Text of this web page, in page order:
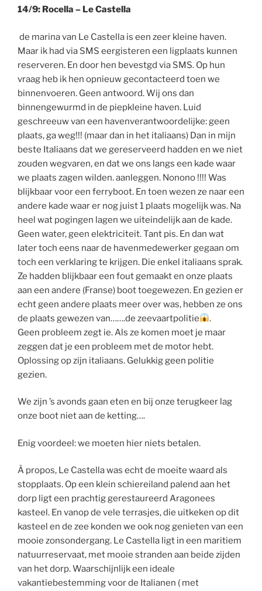
14/9: Rocella – Le Castella
de marina van Le Castella is een zeer kleine haven.
Maar ik had via SMS eergisteren een ligplaats kunnen
reserveren. En door hen bevestgd via SMS. Op hun
vraag heb ik hen opnieuw gecontacteerd toen we
binnenvoeren. Geen antwoord. Wij ons dan
binnengewurmd in de piepkleine haven. Luid
geschreeuw van een havenverantwoordelijke: geen
plaats, ga weg!!! (maar dan in het italiaans) Dan in mijn
beste Italiaans dat we gereserveerd hadden en we niet
zouden wegvaren, en dat we ons langs een kade waar
we plaats zagen wilden. aanleggen. Nonono !!!! Was
blijkbaar voor een ferryboot. En toen wezen ze naar een
andere kade waar er nog juist 1 plaats mogelijk was. Na
heel wat pogingen lagen we uiteindelijk aan de kade.
Geen water, geen elektriciteit. Tant pis. En dan wat
later toch eens naar de havenmedewerker gegaan om
toch een verklaring te krijgen. Die enkel italiaans sprak.
Ze hadden blijkbaar een fout gemaakt en onze plaats
aan een andere (Franse) boot toegewezen. En gezien er
echt geen andere plaats meer over was, hebben ze ons
de plaats gewezen van…….de zeevaartpolitie
.
Geen probleem zegt ie. Als ze komen moet je maar
zeggen dat je een probleem met de motor hebt.
Oplossing op zijn italiaans. Gelukkig geen politie
gezien.
We zijn ’s avonds gaan eten en bij onze terugkeer lag
onze boot niet aan de ketting….
Enig voordeel: we moeten hier niets betalen.
À propos, Le Castella was echt de moeite waard als
stopplaats. Op een klein schiereiland palend aan het
dorp ligt een prachtig gerestaureerd Aragonees
kasteel. En vanop de vele terrasjes, die uitkeken op dit
kasteel en de zee konden we ook nog genieten van een
mooie zonsondergang. Le Castella ligt in een maritiem
natuurreservaat, met mooie stranden aan beide zijden
van het dorp. Waarschijnlijk een ideale
vakantiebestemming voor de Italianen ( met